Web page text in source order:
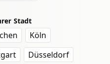
Stadt
Köln
Düsseldorf